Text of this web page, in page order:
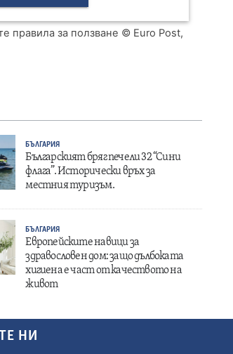
правила за ползване © Euro Post,
БЪЛГАРИЯ
Българският бряг печели 32 “Сини
флага”. Исторически връх за
местния туризъм.
БЪЛГАРИЯ
Европейските навици за
здравословен дом: защо дълбоката
хигиена е част от качеството на
живот
НИ